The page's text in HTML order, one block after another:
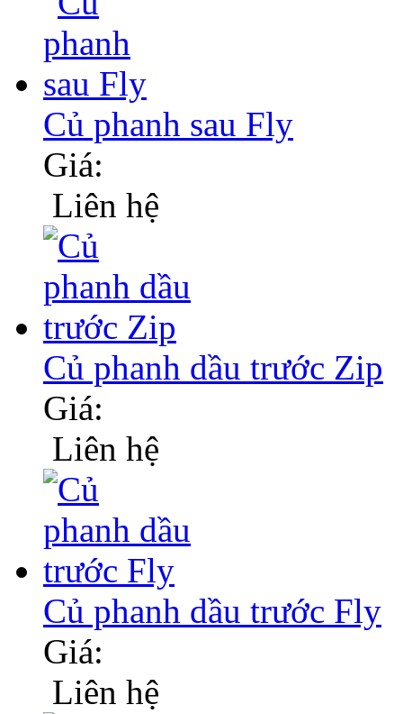
Củ phanh sau Fly
Giá:
Liên hệ
Củ phanh dầu trước Zip
Giá:
Liên hệ
Củ phanh dầu trước Fly
Giá:
Liên hệ